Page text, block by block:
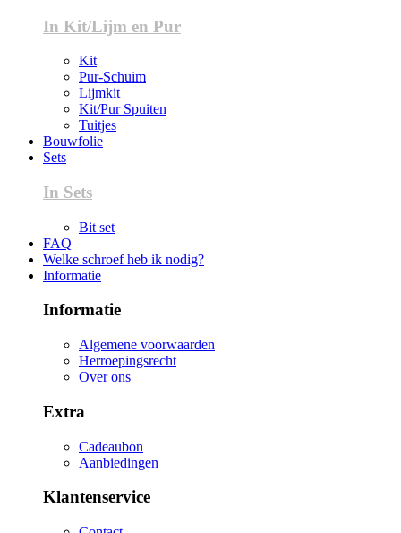
In Kit/Lijm en Pur
Kit
Pur-Schuim
Lijmkit
Kit/Pur Spuiten
Tuitjes
Bouwfolie
Sets
In Sets
Bit set
FAQ
Welke schroef heb ik nodig?
Informatie
Informatie
Algemene voorwaarden
Herroepingsrecht
Over ons
Extra
Cadeaubon
Aanbiedingen
Klantenservice